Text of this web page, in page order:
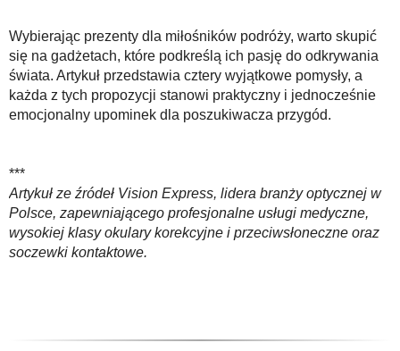
Wybierając prezenty dla miłośników podróży, warto skupić
się na gadżetach, które podkreślą ich pasję do odkrywania
świata. Artykuł przedstawia cztery wyjątkowe pomysły, a
każda z tych propozycji stanowi praktyczny i jednocześnie
emocjonalny upominek dla poszukiwacza przygód.
***
Artykuł ze źródeł Vision Express, lidera branży optycznej w
Polsce, zapewniającego profesjonalne usługi medyczne,
wysokiej klasy okulary korekcyjne i przeciwsłoneczne oraz
soczewki kontaktowe.